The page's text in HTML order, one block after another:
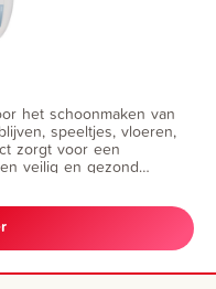
het schoonmaken van
speeltjes, vloeren,
zorgt voor een
veilig en gezond